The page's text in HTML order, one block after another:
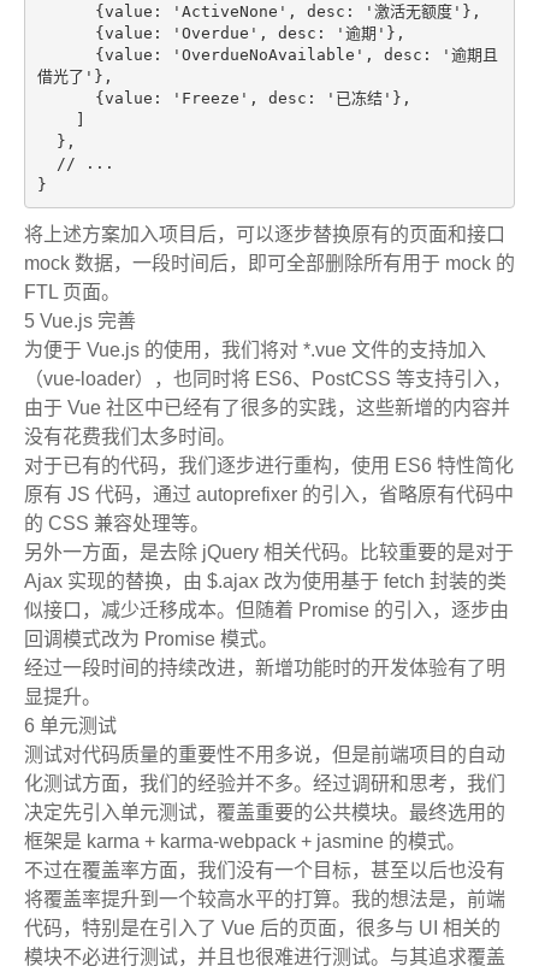
      {value:
'ActiveNone' , desc: '激活无额度' },
      {value:
'Overdue' , desc: '逾期' },
      {value:
'OverdueNoAvailable' , desc:
'逾期且
借光了' },
      {value:
'Freeze' , desc: '已冻结' },
// ...
将上述方案加入项目后，可以逐步替换原有的页面和接口
mock 数据，一段时间后，即可全部删除所有用于 mock 的
FTL 页面。
5 Vue.js 完善
为便于 Vue.js 的使用，我们将对 *.vue 文件的支持加入
（vue-loader），也同时将 ES6、PostCSS 等支持引入，
由于 Vue 社区中已经有了很多的实践，这些新增的内容并
没有花费我们太多时间。
对于已有的代码，我们逐步进行重构，使用 ES6 特性简化
原有 JS 代码，通过 autoprefixer 的引入，省略原有代码中
的 CSS 兼容处理等。
另外一方面，是去除 jQuery 相关代码。比较重要的是对于
Ajax 实现的替换，由 $.ajax 改为使用基于 fetch 封装的类
似接口，减少迁移成本。但随着 Promise 的引入，逐步由
回调模式改为 Promise 模式。
经过一段时间的持续改进，新增功能时的开发体验有了明
显提升。
6 单元测试
测试对代码质量的重要性不用多说，但是前端项目的自动
化测试方面，我们的经验并不多。经过调研和思考，我们
决定先引入单元测试，覆盖重要的公共模块。最终选用的
框架是 karma + karma-webpack + jasmine 的模式。
不过在覆盖率方面，我们没有一个目标，甚至以后也没有
将覆盖率提升到一个较高水平的打算。我的想法是，前端
代码，特别是在引入了 Vue 后的页面，很多与 UI 相关的
模块不必进行测试，并且也很难进行测试。与其追求覆盖